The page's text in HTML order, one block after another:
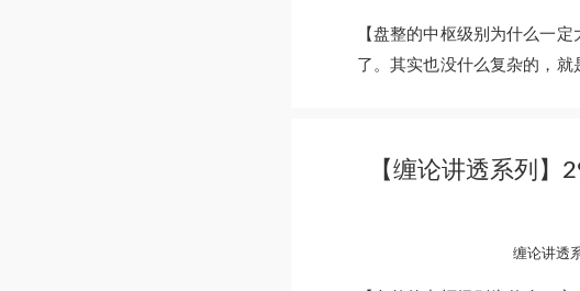
【盘整的中枢级别为什么一
了。其实也没什么复杂的，
【缠论讲透系列】
缠论讲透